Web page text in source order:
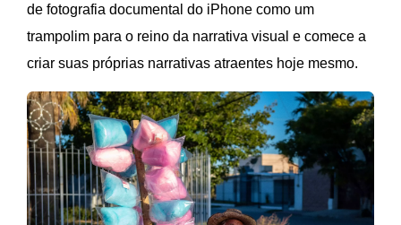
de fotografia documental do iPhone como um
trampolim para o reino da narrativa visual e comece a
criar suas próprias narrativas atraentes hoje mesmo.